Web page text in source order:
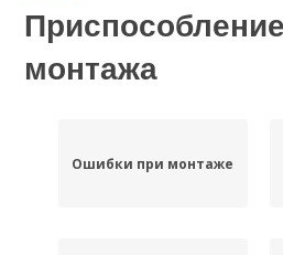
монтажа
Ошибки при монтаже